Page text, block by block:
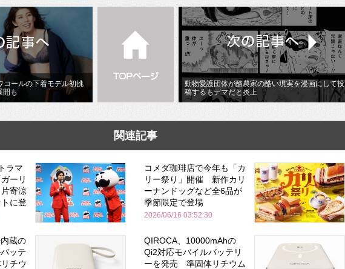
コールの下着モデル初挑
も
動物愛護団体が酪農家の酷い現実を漫画にして投
稿するもデマだと炎上
関連記事
ラマ
ーリ
寄涼
に登
コメダ珈琲店で今年も「カ
リー祭り」開催 新作カリ
ーナンドッグなど全6品が
季節限定で登場
2026/06/16 03:52:30
蔵の
ッテ
チウ
QIROCA、10000mAhの
Qi2対応モバイルバッテリ
ーを発売 準固体リチウム